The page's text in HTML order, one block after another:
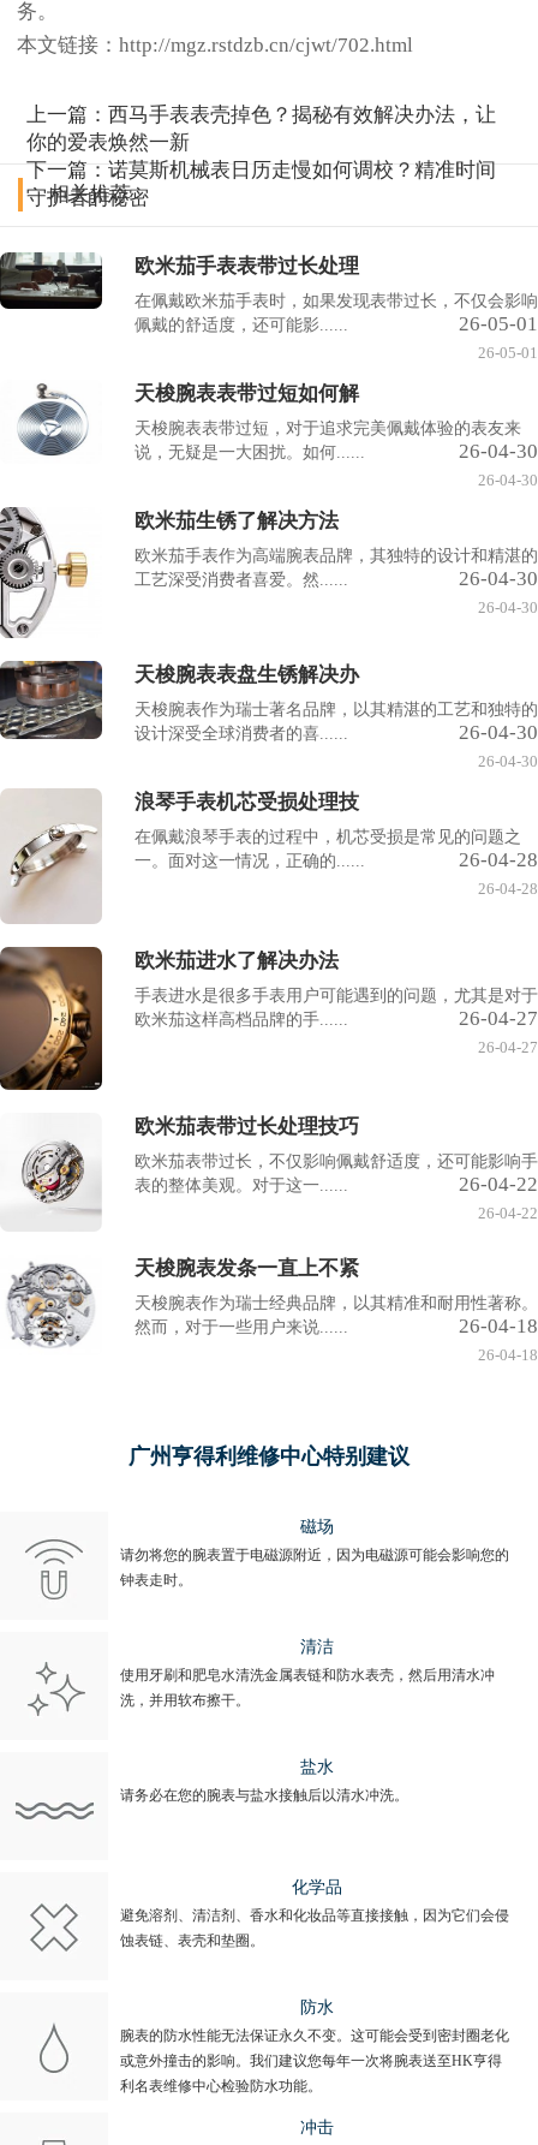
务。
本文链接：http://mgz.rstdzb.cn/cjwt/702.html
上一篇：西马手表表壳掉色？揭秘有效解决办法，让
你的爱表焕然一新
下一篇：诺莫斯机械表日历走慢如何调校？精准时间
守护者的秘密
相关推荐
欧米茄手表表带过长处理
在佩戴欧米茄手表时，如果发现表带过长，不仅会影响
佩戴的舒适度，还可能影......
26-05-01
26-05-01
天梭腕表表带过短如何解
天梭腕表表带过短，对于追求完美佩戴体验的表友来
说，无疑是一大困扰。如何......
26-04-30
26-04-30
欧米茄生锈了解决方法
欧米茄手表作为高端腕表品牌，其独特的设计和精湛的
工艺深受消费者喜爱。然......
26-04-30
26-04-30
天梭腕表表盘生锈解决办
天梭腕表作为瑞士著名品牌，以其精湛的工艺和独特的
设计深受全球消费者的喜......
26-04-30
26-04-30
浪琴手表机芯受损处理技
在佩戴浪琴手表的过程中，机芯受损是常见的问题之
一。面对这一情况，正确的......
26-04-28
26-04-28
欧米茄进水了解决办法
手表进水是很多手表用户可能遇到的问题，尤其是对于
欧米茄这样高档品牌的手......
26-04-27
26-04-27
欧米茄表带过长处理技巧
欧米茄表带过长，不仅影响佩戴舒适度，还可能影响手
表的整体美观。对于这一......
26-04-22
26-04-22
天梭腕表发条一直上不紧
天梭腕表作为瑞士经典品牌，以其精准和耐用性著称。
然而，对于一些用户来说......
26-04-18
26-04-18
广州亨得利维修中心特别建议
磁场
请勿将您的腕表置于电磁源附近，因为电磁源可能会影响您的
钟表走时。
清洁
使用牙刷和肥皂水清洗金属表链和防水表壳，然后用清水冲
洗，并用软布擦干。
盐水
请务必在您的腕表与盐水接触后以清水冲洗。
化学品
避免溶剂、清洁剂、香水和化妆品等直接接触，因为它们会侵
蚀表链、表壳和垫圈。
防水
腕表的防水性能无法保证永久不变。这可能会受到密封圈老化
或意外撞击的影响。我们建议您每年一次将腕表送至HK亨得
利名表维修中心检验防水功能。
冲击